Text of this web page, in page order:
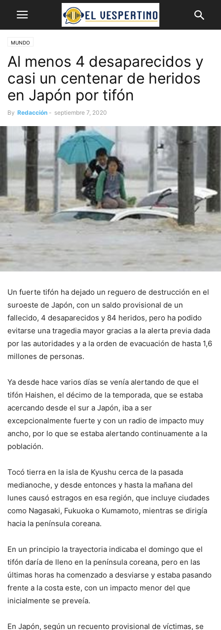
MUNDO
Al menos 4 desaparecidos y
casi un centenar de heridos
en Japón por tifón
By Redacción - septiembre 7, 2020
Un fuerte tifón ha dejado un reguero de destrucción en el
suroeste de Japón, con un saldo provisional de un
fallecido, 4 desaparecidos y 84 heridos, pero ha podido
evitarse una tragedia mayor gracias a la alerta previa dada
por las autoridades y a la orden de evacuación de hasta 1,6
millones de personas.
Ya desde hace varios días se venía alertando de que el
tifón Haishen, el décimo de la temporada, que se estaba
acercando desde el sur a Japón, iba a ser
excepcionalmente fuerte y con un radio de impacto muy
ancho, por lo que se estaba alertando continuamente a la
población.
Tocó tierra en la isla de Kyushu cerca de la pasada
medianoche, y desde entonces y hasta la mañana del
lunes causó estragos en esa región, que incluye ciudades
como Nagasaki, Fukuoka o Kumamoto, mientras se dirigía
hacia la península coreana.
En un principio la trayectoria indicaba el domingo que el
tifón daría de lleno en la península coreana, pero en las
últimas horas ha comenzado a desviarse y estaba pasando
frente a la costa este, con un impacto menor del que
inicialmente se preveía.
En Japón, según un recuento provisional de víctimas, se